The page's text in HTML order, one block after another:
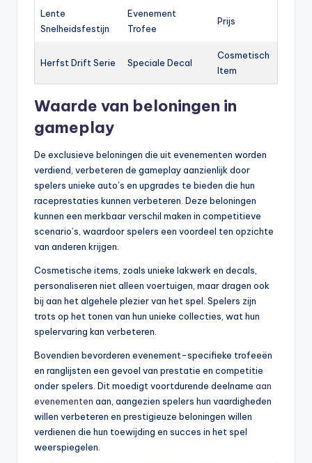
Lente
Snelheidsfestijn
Evenement
Trofee
Prijs
Herfst Drift Serie Speciale Decal
Cosmetisch
Item
Waarde van beloningen in
gameplay
De exclusieve beloningen die uit evenementen worden
verdiend, verbeteren de gameplay aanzienlijk door
spelers unieke auto’s en upgrades te bieden die hun
raceprestaties kunnen verbeteren. Deze beloningen
kunnen een merkbaar verschil maken in competitieve
scenario’s, waardoor spelers een voordeel ten opzichte
van anderen krijgen.
Cosmetische items, zoals unieke lakwerk en decals,
personaliseren niet alleen voertuigen, maar dragen ook
bij aan het algehele plezier van het spel. Spelers zijn
trots op het tonen van hun unieke collecties, wat hun
spelervaring kan verbeteren.
Bovendien bevorderen evenement-specifieke trofeeën
en ranglijsten een gevoel van prestatie en competitie
onder spelers. Dit moedigt voortdurende deelname aan
evenementen aan, aangezien spelers hun vaardigheden
willen verbeteren en prestigieuze beloningen willen
verdienen die hun toewijding en succes in het spel
weerspiegelen.